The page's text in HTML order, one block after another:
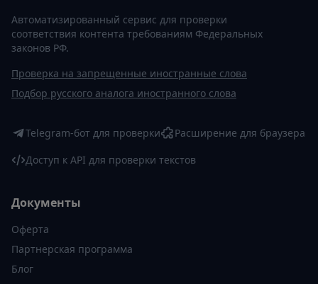
Автоматизированный сервис для проверки
соответствия контента требованиям Федеральных
законов РФ.
Проверка на запрещенные иностранные слова
Подбор русского аналога иностранного слова
Telegram-бот для проверки
Расширение для браузера
Доступ к API для проверки текстов
Документы
Оферта
Партнерская программа
Блог